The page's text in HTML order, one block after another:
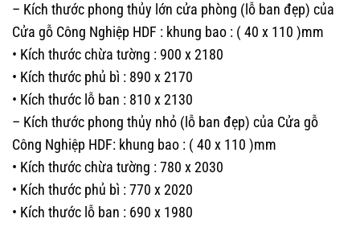
– Kích thước phong thủy lớn cửa phòng (lỗ ban đẹp) của
Cửa gỗ Công Nghiệp HDF : khung bao : ( 40 x 110 )mm
• Kích thước chừa tường : 900 x 2180
• Kích thước phủ bì : 890 x 2170
• Kích thước lỗ ban : 810 x 2130
– Kích thước phong thủy nhỏ (lỗ ban đẹp) của Cửa gỗ
Công Nghiệp HDF: khung bao : ( 40 x 110 )mm
• Kích thước chừa tường : 780 x 2030
• Kích thước phủ bì : 770 x 2020
• Kích thước lỗ ban : 690 x 1980